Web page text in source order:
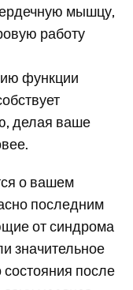
мышцу,
работу
функции
делая ваше
о вашем
последним
от синдрома
значительное
состояния после